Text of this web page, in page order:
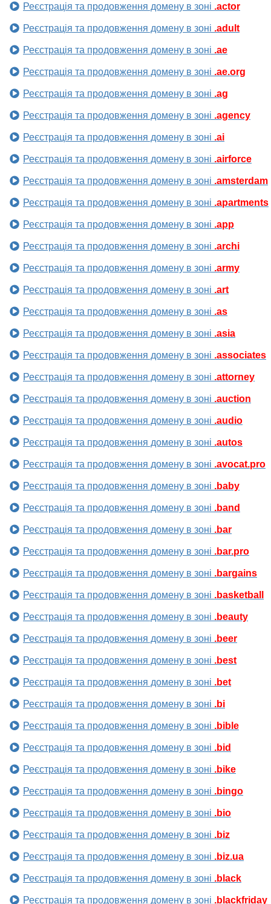
Реєстрація та продовження домену в зоні .actor
Реєстрація та продовження домену в зоні .adult
Реєстрація та продовження домену в зоні .ae
Реєстрація та продовження домену в зоні .ae.org
Реєстрація та продовження домену в зоні .ag
Реєстрація та продовження домену в зоні .agency
Реєстрація та продовження домену в зоні .ai
Реєстрація та продовження домену в зоні .airforce
Реєстрація та продовження домену в зоні .amsterdam
Реєстрація та продовження домену в зоні .apartments
Реєстрація та продовження домену в зоні .app
Реєстрація та продовження домену в зоні .archi
Реєстрація та продовження домену в зоні .army
Реєстрація та продовження домену в зоні .art
Реєстрація та продовження домену в зоні .as
Реєстрація та продовження домену в зоні .asia
Реєстрація та продовження домену в зоні .associates
Реєстрація та продовження домену в зоні .attorney
Реєстрація та продовження домену в зоні .auction
Реєстрація та продовження домену в зоні .audio
Реєстрація та продовження домену в зоні .autos
Реєстрація та продовження домену в зоні .avocat.pro
Реєстрація та продовження домену в зоні .baby
Реєстрація та продовження домену в зоні .band
Реєстрація та продовження домену в зоні .bar
Реєстрація та продовження домену в зоні .bar.pro
Реєстрація та продовження домену в зоні .bargains
Реєстрація та продовження домену в зоні .basketball
Реєстрація та продовження домену в зоні .beauty
Реєстрація та продовження домену в зоні .beer
Реєстрація та продовження домену в зоні .best
Реєстрація та продовження домену в зоні .bet
Реєстрація та продовження домену в зоні .bi
Реєстрація та продовження домену в зоні .bible
Реєстрація та продовження домену в зоні .bid
Реєстрація та продовження домену в зоні .bike
Реєстрація та продовження домену в зоні .bingo
Реєстрація та продовження домену в зоні .bio
Реєстрація та продовження домену в зоні .biz
Реєстрація та продовження домену в зоні .biz.ua
Реєстрація та продовження домену в зоні .black
Реєстрація та продовження домену в зоні .blackfriday